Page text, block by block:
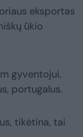
eksportas
ūkio
gyventojui,
portugalus.
tikėtina, tai